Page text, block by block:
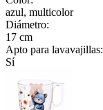
azul, multicolor
Diámetro:
17 cm
Apto para lavavajillas:
Sí